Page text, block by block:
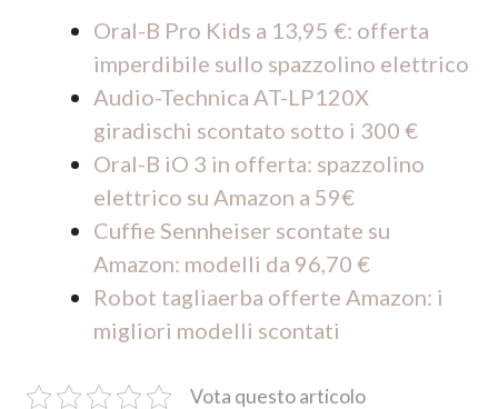
Oral-B Pro Kids a 13,95 €: offerta
imperdibile sullo spazzolino elettrico
Audio-Technica AT-LP120X
giradischi scontato sotto i 300 €
Oral-B iO 3 in offerta: spazzolino
elettrico su Amazon a 59€
Cuffie Sennheiser scontate su
Amazon: modelli da 96,70 €
Robot tagliaerba offerte Amazon: i
migliori modelli scontati
Vota questo articolo